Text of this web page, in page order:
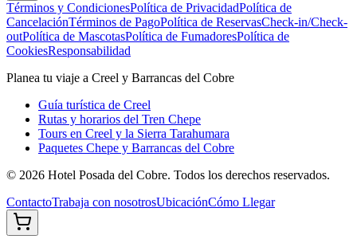
Términos y CondicionesPolítica de PrivacidadPolítica de
CancelaciónTérminos de PagoPolítica de ReservasCheck-in/Check-
outPolítica de MascotasPolítica de FumadoresPolítica de
CookiesResponsabilidad
Planea tu viaje a Creel y Barrancas del Cobre
Guía turística de Creel
Rutas y horarios del Tren Chepe
Tours en Creel y la Sierra Tarahumara
Paquetes Chepe y Barrancas del Cobre
© 2026 Hotel Posada del Cobre. Todos los derechos reservados.
ContactoTrabaja con nosotrosUbicaciónCómo Llegar